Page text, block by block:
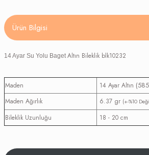
Ürün Bilgisi
14 Ayar Su Yolu BagetAltın Bileklik blk10232
Maden 14 Ayar Altın
Maden Ağırlık 6.37 gr (+-%10
Bileklik Uzunluğu 18 - 20 cm